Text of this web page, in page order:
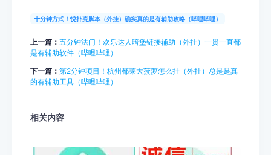
十分钟方式！悦扑克脚本（外挂）确实真的是有辅助攻略（哔哩哔哩）
上一篇： 五分钟法门！欢乐达人暗堡链接辅助（外挂）一贯一直都
是有辅助软件（哔哩哔哩）
下一篇： 第2分钟项目！杭州都莱大菠萝怎么挂（外挂）总是是真
的有辅助工具（哔哩哔哩）
相关内容